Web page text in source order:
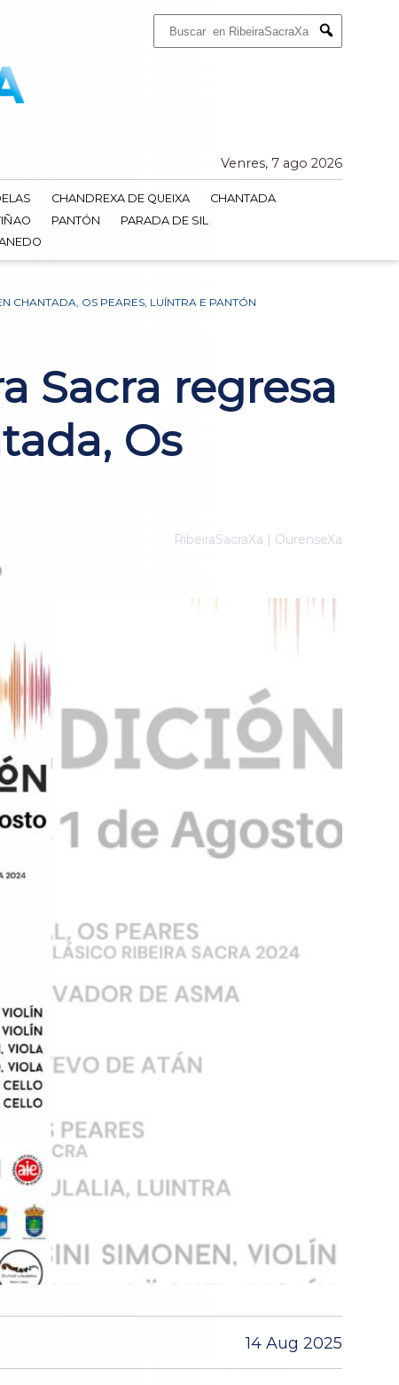
Submit
Venres, 7 ago 2026
CHANDREXA DE QUEIXA
CHANTADA
PANTÓN
PARADA DE SIL
CHANTADA, OS PEARES, LUÍNTRA E PANTÓN
Sacra regresa
Os
RibeiraSacraXa | OurenseXa
14 Aug 2025